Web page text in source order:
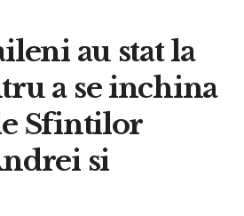
au stat la
a se inchina
Sfintilor
si